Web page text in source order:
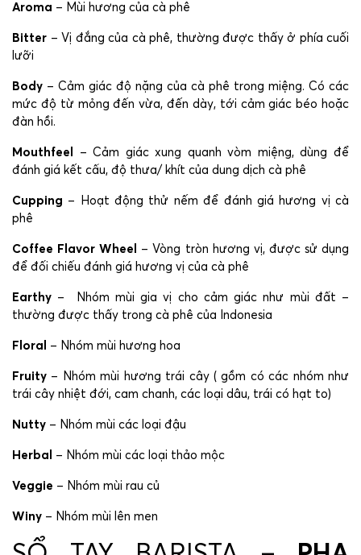
Aroma – Mùi hương của cà phê
Bitter – Vị đắng của cà phê, thường được thấy ở phía cuối
lưỡi
Body – Cảm giác độ nặng của cà phê trong miệng. Có các
mức độ từ mỏng đến vừa, đến dày, tới cảm giác béo hoặc
đàn hồi.
Mouthfeel
– Cảm giác xung quanh vòm miệng, dùng để
đánh giá kết cấu, độ thưa/ khít của dung dịch cà phê
Cupping – Hoạt động thử nếm để đánh giá hương vị cà
phê
Coffee Flavor Wheel
– Vòng tròn hương vị, được sử dụng
để đối chiếu đánh giá hương vị của cà phê
Earthy – Nhóm mùi gia vị cho cảm giác như mùi đất –
thường được thấy trong cà phê của Indonesia
Floral – Nhóm mùi hương hoa
Fruity – Nhóm mùi hương trái cây ( gồm có các nhóm như
trái cây nhiệt đới, cam chanh, các loại dâu, trái có hạt to)
Nutty – Nhóm mùi các loại đậu
Herbal – Nhóm mùi các loại thảo mộc
Veggie – Nhóm mùi rau củ
Winy – Nhóm mùi lên men